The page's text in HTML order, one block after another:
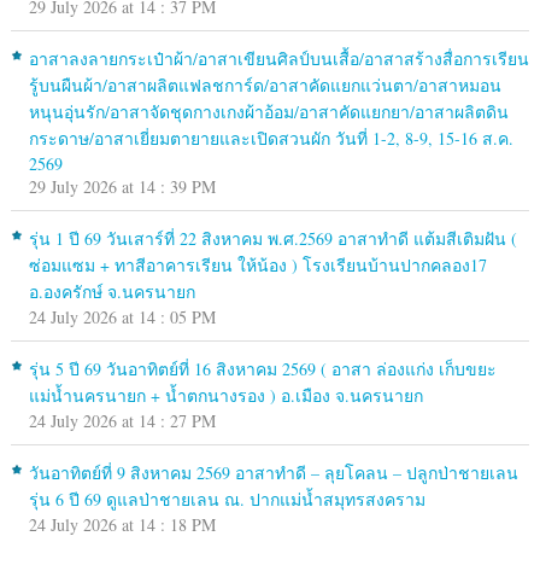
29 July 2026 at 14 : 37 PM
อาสาลงลายกระเป๋าผ้า/อาสาเขียนศิลป์บนเสื้อ/อาสาสร้างสื่อการเรียน
รู้บนผืนผ้า/อาสาผลิตแฟลชการ์ด/อาสาคัดแยกแว่นตา/อาสาหมอน
หนุนอุ่นรัก/อาสาจัดชุดกางเกงผ้าอ้อม/อาสาคัดแยกยา/อาสาผลิตดิน
กระดาษ/อาสาเยี่ยมตายายและเปิดสวนผัก วันที่ 1-2, 8-9, 15-16 ส.ค.
2569
29 July 2026 at 14 : 39 PM
รุ่น 1 ปี 69 วันเสาร์ที่ 22 สิงหาคม พ.ศ.2569 อาสาทำดี แต้มสีเติมฝัน (
ซ่อมแซม + ทาสีอาคารเรียน ให้น้อง ) โรงเรียนบ้านปากคลอง17
อ.องครักษ์ จ.นครนายก
24 July 2026 at 14 : 05 PM
รุ่น 5 ปี 69 วันอาทิตย์ที่ 16 สิงหาคม 2569 ( อาสา ล่องแก่ง เก็บขยะ
แม่น้ำนครนายก + น้ำตกนางรอง ) อ.เมือง จ.นครนายก
24 July 2026 at 14 : 27 PM
วันอาทิตย์ที่ 9 สิงหาคม 2569 อาสาทำดี – ลุยโคลน – ปลูกป่าชายเลน
รุ่น 6 ปี 69 ดูแลป่าชายเลน ณ. ปากแม่น้ำสมุทรสงคราม
24 July 2026 at 14 : 18 PM